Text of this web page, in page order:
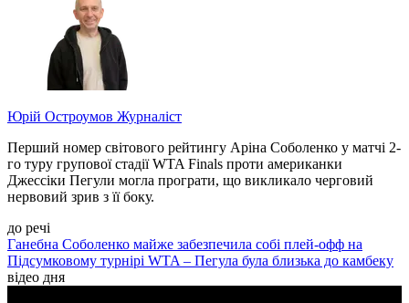
Юрій Остроумов Журналіст
Перший номер світового рейтингу Аріна Соболенко у матчі 2-
го туру групової стадії WTA Finals проти американки
Джессіки Пегули могла програти, що викликало черговий
нервовий зрив з її боку.
до речі
Ганебна Соболенко майже забезпечила собі плей-офф на
Підсумковому турнірі WTA – Пегула була близька до камбеку
відео дня